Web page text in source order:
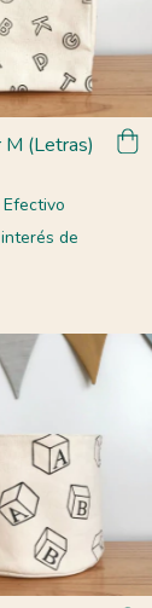
M (Letras)
Efectivo
de